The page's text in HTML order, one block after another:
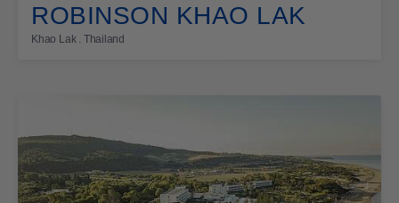
ROBINSON KHAO LAK
Khao Lak . Thailand